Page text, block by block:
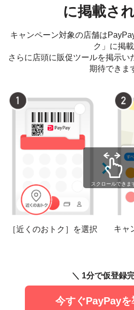
に掲載さ
キャンペーン対象の店舗は
ク」に掲載
さらに店頭に販促ツールを掲示い
期待できま
［近くのおトク］ を選択 キャ
スクロールできま
＼ 1分で仮登録
今すぐPayPayを